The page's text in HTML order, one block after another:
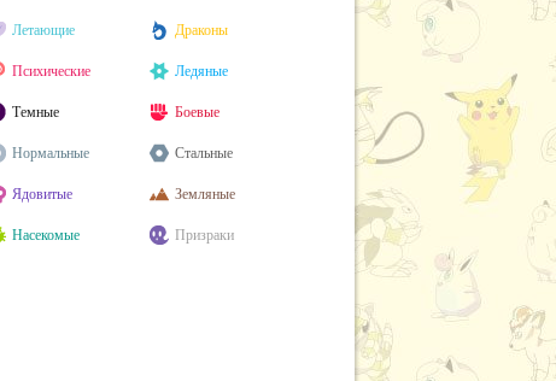
Летающие Драконы
Психические Ледяные
Темные Боевые
Нормальные Стальные
Ядовитые Земляные
Насекомые Призраки